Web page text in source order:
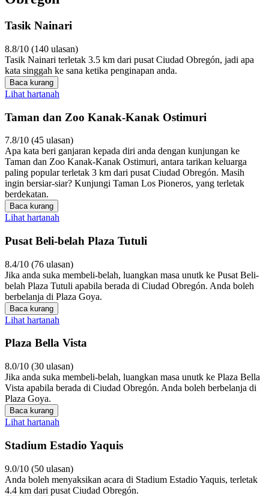
Tasik Nainari
8.8/10 (140 ulasan)
Tasik Nainari terletak 3.5 km dari pusat Ciudad Obregón, jadi apa
kata singgah ke sana ketika penginapan anda.
Baca kurang
Lihat hartanah
Taman dan Zoo Kanak-Kanak Ostimuri
7.8/10 (45 ulasan)
Apa kata beri ganjaran kepada diri anda dengan kunjungan ke
Taman dan Zoo Kanak-Kanak Ostimuri, antara tarikan keluarga
paling popular terletak 3 km dari pusat Ciudad Obregón. Masih
ingin bersiar-siar? Kunjungi Taman Los Pioneros, yang terletak
berdekatan.
Baca kurang
Lihat hartanah
Pusat Beli-belah Plaza Tutuli
8.4/10 (76 ulasan)
Jika anda suka membeli-belah, luangkan masa unutk ke Pusat Beli-
belah Plaza Tutuli apabila berada di Ciudad Obregón. Anda boleh
berbelanja di Plaza Goya.
Baca kurang
Lihat hartanah
Plaza Bella Vista
8.0/10 (30 ulasan)
Jika anda suka membeli-belah, luangkan masa unutk ke Plaza Bella
Vista apabila berada di Ciudad Obregón. Anda boleh berbelanja di
Plaza Goya.
Baca kurang
Lihat hartanah
Stadium Estadio Yaquis
9.0/10 (50 ulasan)
Anda boleh menyaksikan acara di Stadium Estadio Yaquis, terletak
4.4 km dari pusat Ciudad Obregón.